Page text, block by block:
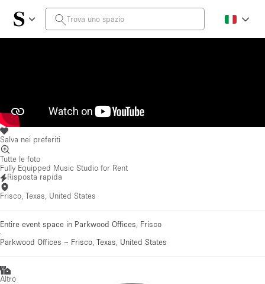
Salva nei preferiti
Tutte le foto
Fully Equipped Music Studio for Rent
Risposta rapida
Frisco, Texas, United States
Entire event space in Parkwood Offices, Frisco
·
Parkwood Offices – Frisco, Texas, United States
Altro